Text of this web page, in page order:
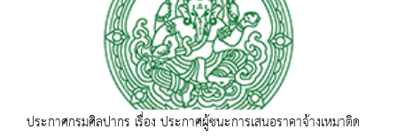
ประกาศกรมศิลปากร เรื่อง ประกาศผู้ชนะการเสนอราคาจ้างเหมาติด